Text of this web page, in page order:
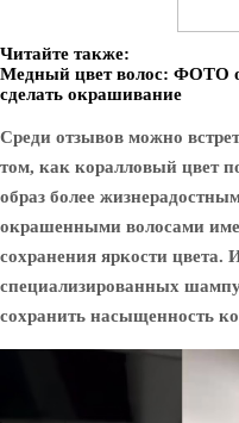
Читайте также:
Медный цвет волос: ФОТО
сделать окрашивание
Среди отзывов можно
том, как коралловый цвет
образ более
окрашенными волосами
сохранения яркости цвета.
специализированных
сохранить насыщенность